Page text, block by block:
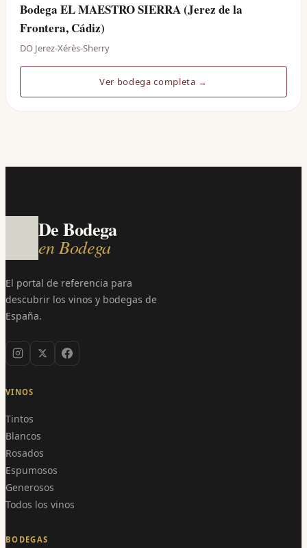
Bodega EL MAESTRO SIERRA (Jerez de la
Frontera, Cádiz)
DO Jerez-Xérès-Sherry
Ver bodega completa →
De Bodega
en Bodega
El portal de referencia para
descubrir los vinos y bodegas de
España.
VINOS
Tintos
Blancos
Rosados
Espumosos
Generosos
Todos los vinos
BODEGAS